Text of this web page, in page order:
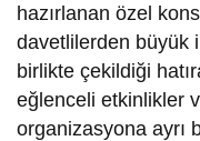
hazırlanan özel
davetlilerden büyük
birlikte çekildiği
eğlenceli etkinlikler
organizasyona ayrı